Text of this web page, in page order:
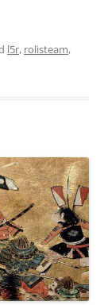
l5r, rolisteam,